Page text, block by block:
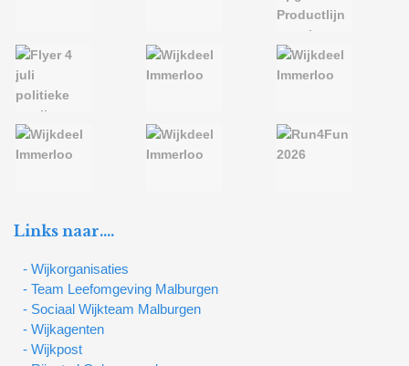
Links naar….
- Wijkorganisaties
- Team Leefomgeving Malburgen
- Sociaal Wijkteam Malburgen
- Wijkagenten
- Wijkpost